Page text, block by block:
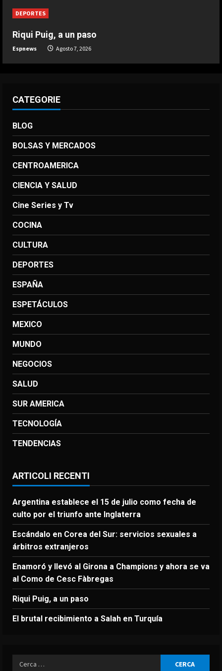
Turquía
Agosto 7, 2026
DEPORTES
Riqui Puig, a un paso
Espnews Agosto 7, 2026
CATEGORIE
BLOG
BOLSAS Y MERCADOS
CENTROAMERICA
CIENCIA Y SALUD
Cine Series y Tv
COCINA
CULTURA
DEPORTES
ESPAÑA
ESPETÁCULOS
MEXICO
MUNDO
NEGOCIOS
SALUD
SUR AMERICA
TECNOLOGÍA
TENDENCIAS
ARTICOLI RECENTI
Argentina establece el 15 de julio como fecha de
culto por el triunfo ante Inglaterra
Escándalo en Corea del Sur: servicios sexuales a
árbitros extranjeros
Enamoró y llevó al Girona a Champions y ahora se va
al Como de Cesc Fàbregas
Riqui Puig, a un paso
El brutal recibimiento a Salah en Turquía
Ricerca